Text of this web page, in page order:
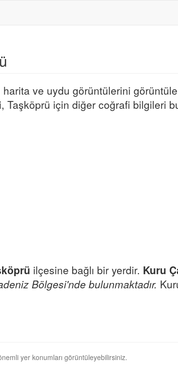
harita ve uydu görüntülerini
Taşköprü için diğer coğrafi bilgileri
ilçesine bağlı bir yerdir. Kuru
Bölgesi'nde bulunmaktadır.
yer konumları görüntüleyebilirsiniz.